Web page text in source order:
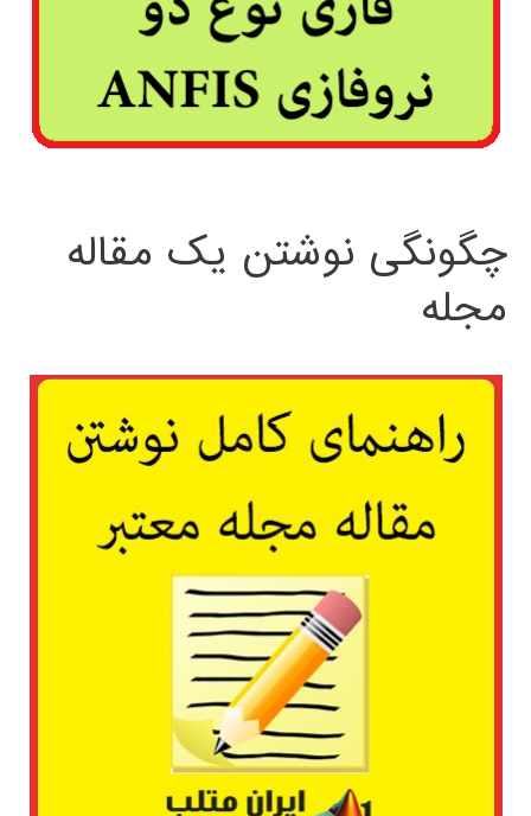
چگونگی نوشتن یک مقاله
مجله